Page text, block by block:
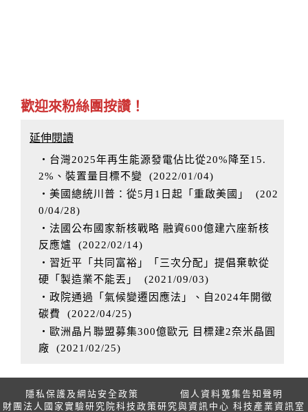
歡迎來粉絲團按讚！
延伸閱讀
‧台灣2025年再生能源發電佔比從20%降至15.
2%、裝置量目標不變 (2022/01/04)
‧美國總統川普：從5月1日起「重啟美國」
(202
0/04/28)
‧法國公布國家新核戰略 融資600億建六座新核
反應爐
(2022/02/14)
‧習近平「共同富裕」「三次分配」提倡棄軟從
硬「製造業不能丟」
(2021/09/03)
‧政院通過「氣候變遷因應法」、自2024年開徵
碳費
(2022/04/25)
‧歐洲晶片聯盟募集300億歐元 目標建2奈米晶圓
廠 (2021/02/25)
隱私保護及網站安全政策
個人資料蒐集告知聲明
財團法人國家實驗研究院科技政策研究與資訊中心 科技產業資訊室